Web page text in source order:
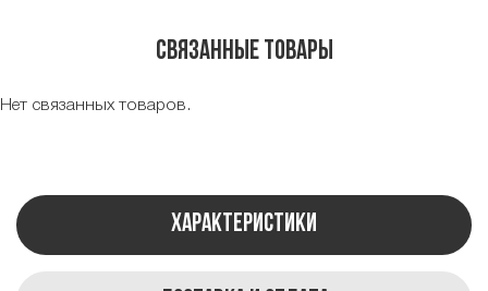
Связанные товары
Нет связанных товаров.
Характеристики